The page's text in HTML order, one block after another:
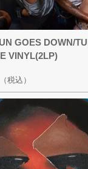
GOES DOWN/
VINYL(2LP)
（税込）